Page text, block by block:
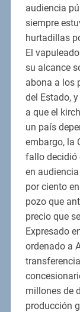
audiencia
siempre
hurtadillas
El
su alcance
abona a los
del Estado,
a que el
un país
embargo, la
fallo decidió
en
por ciento
pozo que
precio que
Expresado
ordenado a
millones de
producción